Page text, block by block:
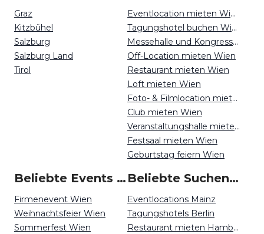
Graz
Kitzbühel
Salzburg
Salzburg Land
Tirol
Eventlocation mieten Wien
Tagungshotel buchen Wien
Messehalle und Kongresszentrum mieten Wien
Off-Location mieten Wien
Restaurant mieten Wien
Loft mieten Wien
Foto- & Filmlocation mieten Wien
Club mieten Wien
Veranstaltungshalle mieten Wien
Festsaal mieten Wien
Geburtstag feiern Wien
Beliebte Events in Wien
Firmenevent Wien
Weihnachtsfeier Wien
Sommerfest Wien
Beliebte Suchen auf Event Inc
Eventlocations Mainz
Tagungshotels Berlin
Restaurant mieten Hamburg